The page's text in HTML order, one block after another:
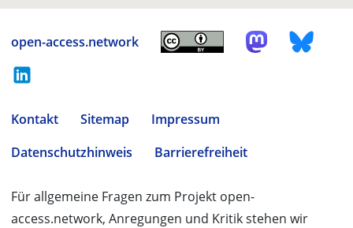
open-access.network
Kontakt Sitemap
Impressum
Datenschutzhinweis
Barrierefreiheit
Für allgemeine Fragen zum Projekt open-
access.network, Anregungen und Kritik stehen wir